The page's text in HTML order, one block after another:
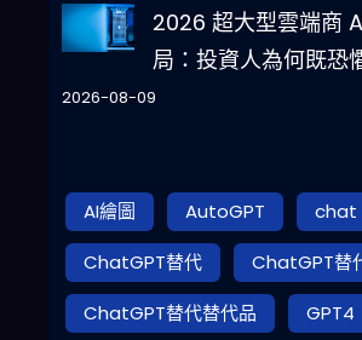
2026 超大型雲端商
局：投資人為何既恐
2026-08-09
AI繪圖 AutoGPT chat
ChatGPT替代
ChatGPT替
ChatGPT替代替代品
GPT4